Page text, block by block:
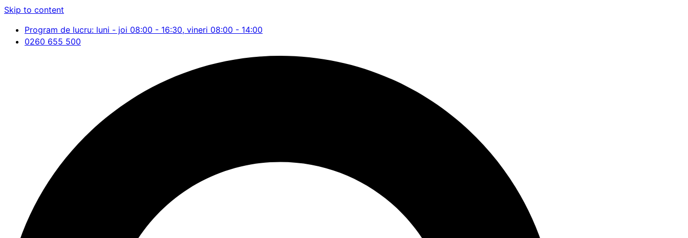
Skip to content
Program de lucru: luni - joi 08:00 - 16:30, vineri 08:00 - 14:00
0260 655 500